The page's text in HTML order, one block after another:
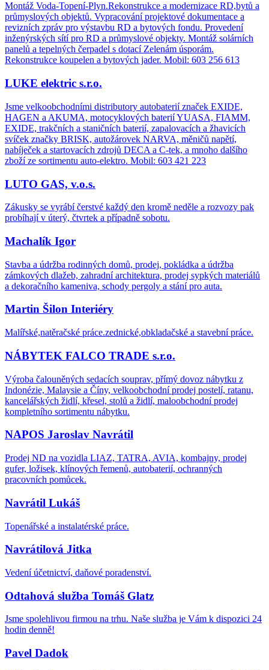
Montáž Voda-Topení-Plyn.Rekonstrukce a modernizace RD,bytů a
průmyslových objektů. Vypracování projektové dokumentace a
revizních zpráv pro výstavbu RD a bytových fondu. Provedení
inženýrských sítí pro RD a průmyslové objekty. Montáž solárních
panelů a tepelných čerpadel s dotací Zelenám úsporám.
Rekonstrukce koupelen a bytových jader. Mobil: 603 256 613
LUKE elektric s.r.o.
Jsme velkoobchodními distributory autobaterií značek EXIDE,
HAGEN a AKUMA, motocyklových baterií YUASA, FIAMM,
EXIDE, trakčních a staničních baterií, zapalovacích a žhavicích
svíček značky BRISK, autožárovek NARVA, měničů napětí,
nabíječek a startovacích zdrojů DECA a C-tek, a mnoho dalšího
zboží ze sortimentu auto-elektro. Mobil: 603 421 223
LUTO GAS, v.o.s.
Zákusky se vyrábí čerstvé každý den kromě neděle a rozvozy pak
probíhají v úterý, čtvrtek a případně sobotu.
Machalík Igor
Stavba a údržba rodinných domů, prodej, pokládka a údržba
zámkových dlažeb, zahradní architektura, prodej sypkých materiálů
a dekoračního kameniva, schody pergoly a stání pro auta.
Martin Šilon Interiéry
Malířské,natěračské práce.zednické,obkladačské a stavební práce.
NÁBYTEK FALCO TRADE s.r.o.
Výroba čalouněných sedacích souprav, přímý dovoz nábytku z
Indonézie, Malaysie a Číny, velkoobchodní prodej postelí, ratanu,
kancelářských židlí, křesel, stolů a židlí, maloobchodní prodej
kompletního sortimentu nábytku.
NAPOS Jaroslav Navrátil
Prodej ND na vozidla LIAZ, TATRA, AVIA, kombajny, prodej
gufer, ložisek, klínových řemenů, autobaterií, ochranných
pracovních pomůcek.
Navrátil Lukáš
Topenářské a instalatérské práce.
Navrátilová Jitka
Vedení účetnictví, daňové poradenství.
Odtahová služba Tomáš Glatz
Jsme spolehlivou firmou na trhu. Naše služba je Vám k dispozici 24
hodin denně!
Pavel Dadok